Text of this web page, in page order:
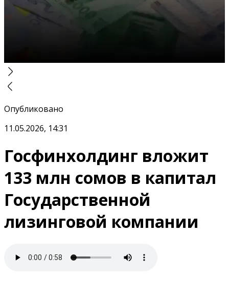
Опубликовано
11.05.2026, 14:31
Госфинхолдинг вложит
133 млн сомов в капитал
Государственной
лизинговой компании